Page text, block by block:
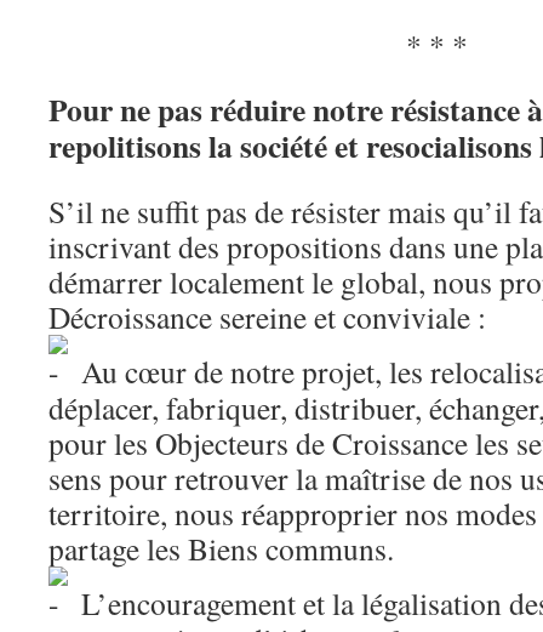
* * *
Pour ne pas réduire notre résistance
repolitisons la société et
S’il ne suffit pas de résister mais qu’il
inscrivant des propositions dans une
démarrer localement le global, nous
Décroissance sereine et conviviale :
Au cœur de notre projet, les
déplacer, fabriquer, distribuer,
pour les Objecteurs de Croissance les
sens pour retrouver la maîtrise de nos
territoire, nous réapproprier nos
partage les Biens communs.
L’encouragement et la légalisation